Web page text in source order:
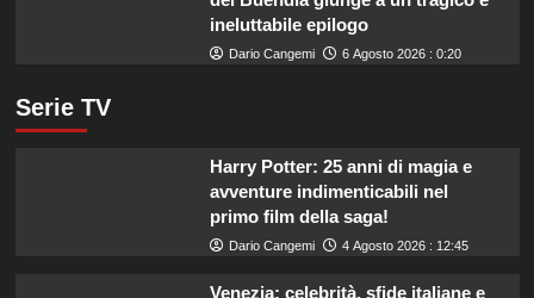
ineluttabile epilogo
Dario Cangemi 6 Agosto 2026 : 0:20
Serie TV
Harry Potter: 25 anni di magia e
avventure indimenticabili nel
primo film della saga!
Dario Cangemi 4 Agosto 2026 : 12:45
Venezia: celebrità, sfide italiane e